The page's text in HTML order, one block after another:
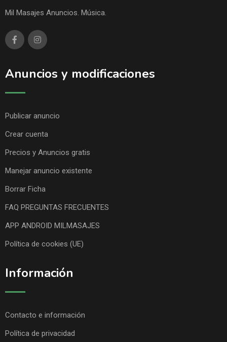
Mil Masajes Anuncios. Música.
Anuncios y modificaciones
Publicar anuncio
Crear cuenta
Precios y Anuncios gratis
Manejar anuncio existente
Borrar Ficha
FAQ PREGUNTAS FRECUENTES
APP ANDROID MILMASAJES
Política de cookies (UE)
Información
Contacto e información
Política de privacidad